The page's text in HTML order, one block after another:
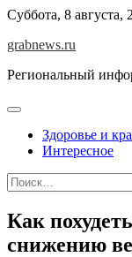
Skip
content
Суббота, 8 августа,
grabnews.ru
Региональный
Здоровье и
Интересное
Найти:
Как
снижению